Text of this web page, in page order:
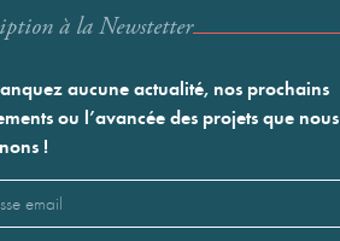
à la Newstetter
aucune actualité, nos prochains
ou l’avancée des projets que nous
!